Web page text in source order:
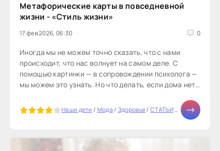
Метафорические карты в повседневной
жизни - «Стиль жизни»
17 фев 2026, 06:30 0
Иногда мы не можем точно сказать, что с нами
происходит, что нас волнует на самом деле. С
помощью картинки — в сопровождении психолога —
мы можем это узнать. Но что делать, если дома нет
Наши дети / Мода/ Здоровье/СТАТЬИ/ Бизнес/